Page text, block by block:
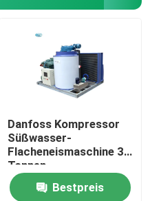
Blender
Danfoss Kompressor
Süßwasser-
Flacheneismaschine 3
Tonnen
Meeresfrüchte-
Flacheneismaschine
Bestpreis